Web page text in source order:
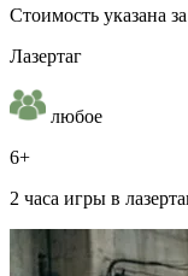
Стоимость указана
Лазертаг
любое
6+
2 часа игры в